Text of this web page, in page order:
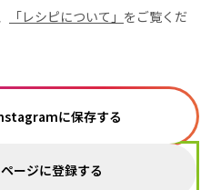
「レシピについて」 をご覧くだ
に保存する
ージに登録する